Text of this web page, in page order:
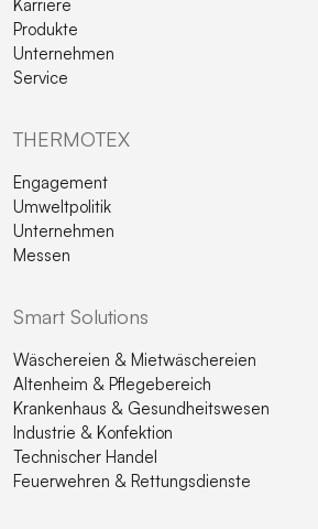
Karriere
Produkte
Unternehmen
Service
THERMOTEX
Engagement
Umweltpolitik
Unternehmen
Messen
Smart Solutions
Wäschereien & Mietwäschereien
Altenheim & Pflegebereich
Krankenhaus & Gesundheitswesen
Industrie & Konfektion
Technischer Handel
Feuerwehren & Rettungsdienste